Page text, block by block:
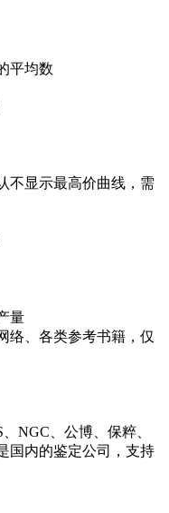
平均数
不显示最高价曲线，需
量
络、各类参考书籍，仅
NGC、公博、保粹、
国内的鉴定公司，支持